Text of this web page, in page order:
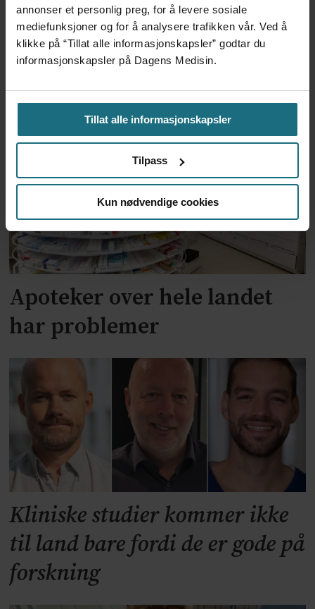
annonser et personlig preg, for å levere sosiale
mediefunksjoner og for å analysere trafikken vår. Ved å
klikke på “Tillat alle informasjonskapsler” godtar du
informasjonskapsler på Dagens Medisin.
Tillat alle informasjonskapsler
Tilpass
Kun nødvendige cookies
3 dager siden
Mistanken var ikke et
7 dager siden
Apoteker over hele landet
har problemer
Kliniske studier kommer ikke
til land bare fordi de er gode på
forskning